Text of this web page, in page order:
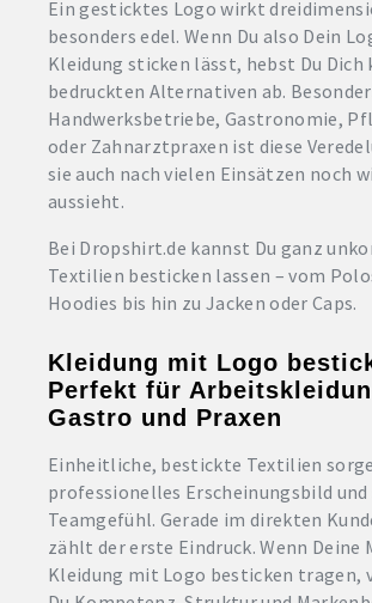
Ein gesticktes Logo wirkt
besonders edel. Wenn Du also Dein
Kleidung sticken lässt, hebst Du Dich
bedruckten Alternativen ab.
Handwerksbetriebe, Gastronomie,
oder Zahnarztpraxen ist diese
sie auch nach vielen Einsätzen noch
aussieht.
Bei Dropshirt.de kannst Du ganz
Textilien besticken lassen – vom
Hoodies bis hin zu Jacken oder Caps.
Kleidung mit Logo
Perfekt für
Gastro und Praxen
Einheitliche, bestickte Textilien
professionelles Erscheinungsbild und
Teamgefühl. Gerade im direkten
zählt der erste Eindruck. Wenn
Kleidung mit Logo besticken